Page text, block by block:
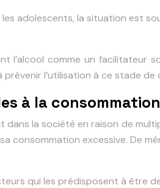
adolescents, la situation est
comme un facilitateur
l’utilisation à ce stade de
à la
la société en raison de
excessive. De
qui les prédisposent à être